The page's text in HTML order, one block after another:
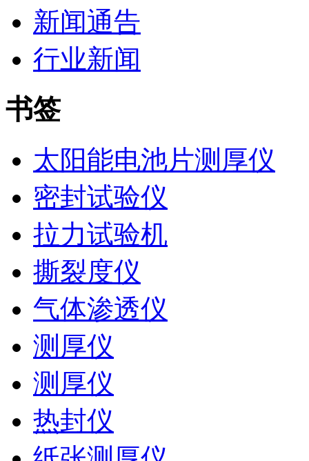
新闻通告
行业新闻
书签
太阳能电池片测厚仪
密封试验仪
拉力试验机
撕裂度仪
气体渗透仪
测厚仪
测厚仪
热封仪